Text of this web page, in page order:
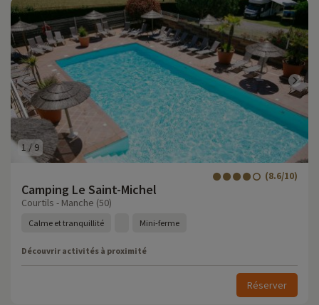
1 / 9
Camping Le Saint-Michel
(8.6/10)
Courtils - Manche (50)
Calme et tranquillité Mini-ferme
Découvrir activités à proximité
Réserver